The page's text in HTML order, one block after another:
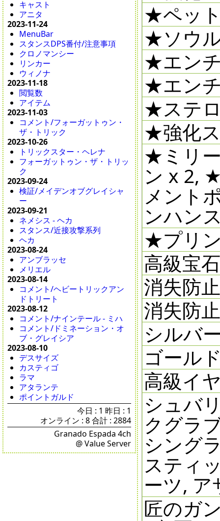
キャスト
アニタ
2023-11-24
MenuBar
スタンスDPS番付/注意事項
クロノマンシー
リンカー
ウィノナ
2023-11-18
閲覧数
アイテム
2023-11-03
コメント/フォーガットゥン・
ザ・トリック
2023-10-26
トリックスター・ヘレナ
フォーガットゥン・ザ・トリッ
ク
2023-09-24
検証/メイデンオブグレイシャ
ー
2023-09-21
ネメシス - ヘカ
スタンス/近接攻撃系列
ヘカ
2023-08-24
アンブラッセ
メリエル
2023-08-14
コメント/ヘビートリックアン
ドトリート
2023-08-12
コメント/ナインテール - ミハ
コメント/ドミネーション・オ
ブ・グレイシア
2023-08-10
デスサイズ
カスティゴ
ラマ
アタランテ
ポイントガルド
今日 : 1 昨日 : 1
オンライン : 8 合計 : 2884
Granado Espada 4ch
@ Value Server
★ペッ
★ソウ
★エン
★エン
★ステ
★強化
★ミリ
ン x 2,
メント
ンハン
★プリ
高級宝
消失防
消失防
シルバ
ゴール
高級イ
シュバ
クグラ
シング
スティ
ーツ,
匠のガ